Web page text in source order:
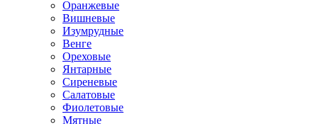
Оранжевые
Вишневые
Изумрудные
Венге
Ореховые
Янтарные
Сиреневые
Салатовые
Фиолетовые
Мятные